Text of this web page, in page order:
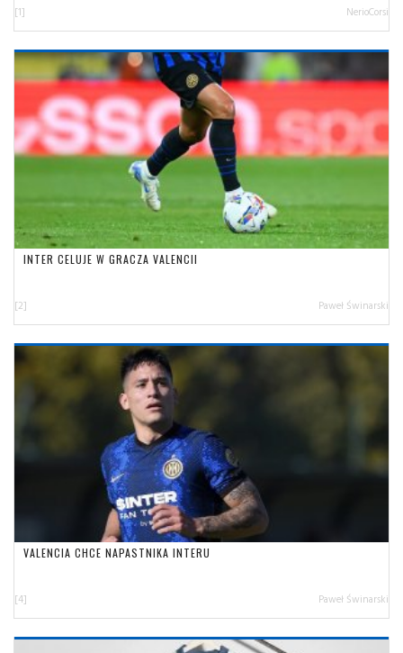
[1] NerioCorsi
INTER CELUJE W GRACZA VALENCII
[2] Paweł Świnarski
VALENCIA CHCE NAPASTNIKA INTERU
[4] Paweł Świnarski